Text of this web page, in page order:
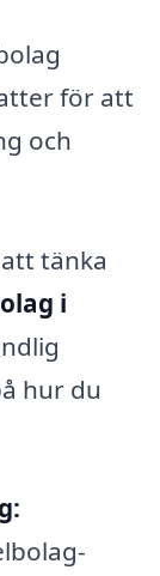
för att
och
tänka
i
hur du